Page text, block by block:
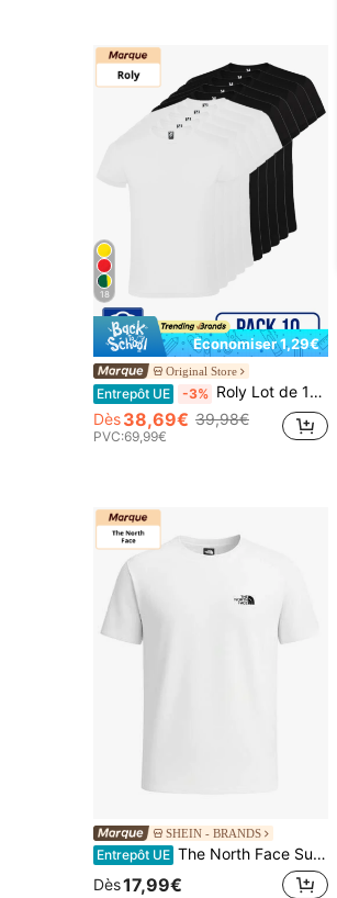
18
Économiser 1,29€
Original Store
Entrepôt UE -3% Roly Lot de 10 t-shirts à manches courtes (expédition sous 48 h) – Tailles et couleurs variées – 100 % coton, col rond double, coutures renforcées, maille tubulaire – T-shirt basique, unisexe, à petit prix. T-shirts en coton, unis, pour tous les jours.
Dès38,69€ 39,98€
PVC:69,99€
SHEIN - BRANDS
Entrepôt UE The North Face Sunriser Short-Sleeve Men's Sports Tees & Tanks Quick-Dry Skin-Friendly Stretchy Outdoor Training Vacation NF0A87NG-FN4
Dès17,99€